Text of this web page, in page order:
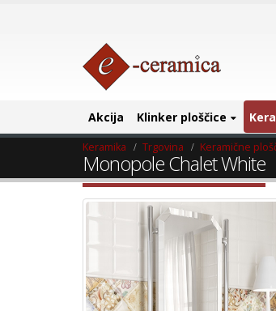
Akcija Klinker ploščice
Keramika Trgovina Keramične
Monopole Chalet White